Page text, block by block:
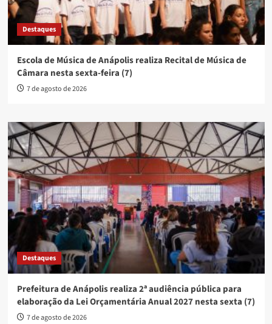
Destaques
Escola de Música de Anápolis realiza Recital de Música de
Câmara nesta sexta-feira (7)
7 de agosto de 2026
Destaques
Prefeitura de Anápolis realiza 2ª audiência pública para
elaboração da Lei Orçamentária Anual 2027 nesta sexta (7)
7 de agosto de 2026